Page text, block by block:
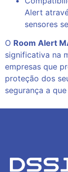
Alert
sensores
O Room Alert
significativa na
empresas que
proteção dos
segurança a